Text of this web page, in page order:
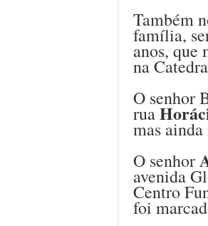
Também
família,
anos, que
na
O senhor
rua
mas
O senhor
avenida
Centro
foi